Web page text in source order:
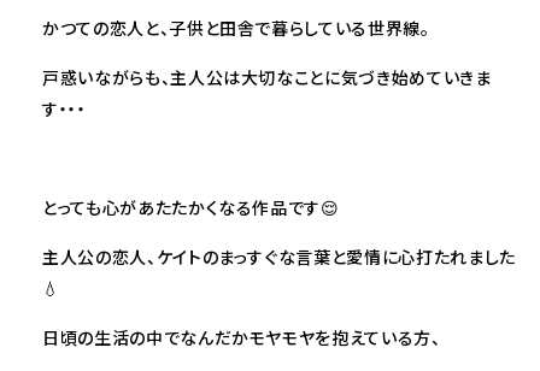
かつての恋人と、子供と田舎で暮らしている世界線。
戸惑いながらも、主人公は大切なことに気づき始めていきま
す・・・
とっても心があたたかくなる作品です😌
主人公の恋人、ケイトのまっすぐな言葉と愛情に心打たれました
💧
日頃の生活の中でなんだかモヤモヤを抱えている方、